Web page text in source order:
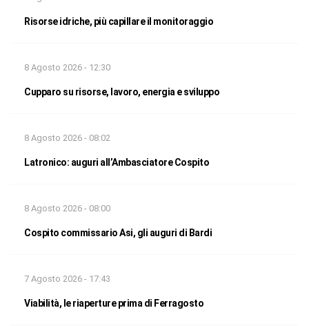
Risorse idriche, più capillare il monitoraggio
8 Agosto 2026 - 12:30
Cupparo su risorse, lavoro, energia e sviluppo
8 Agosto 2026 - 08:02
Latronico: auguri all’Ambasciatore Cospito
8 Agosto 2026 - 08:00
Cospito commissario Asi, gli auguri di Bardi
7 Agosto 2026 - 17:43
Viabilità, le riaperture prima di Ferragosto